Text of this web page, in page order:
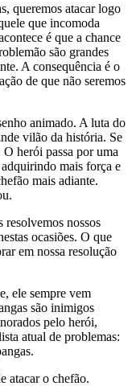
queremos atacar logo
que incomoda
é que a chance
são grandes
A consequência é o
de que não seremos
animado. A luta do
vilão da história. Se
herói passa por uma
mais força e
mais adiante.
resolvemos nossos
ocasiões. O que
em nossa resolução
ele sempre vem
são inimigos
pelo herói,
atual de problemas:
atacar o chefão.